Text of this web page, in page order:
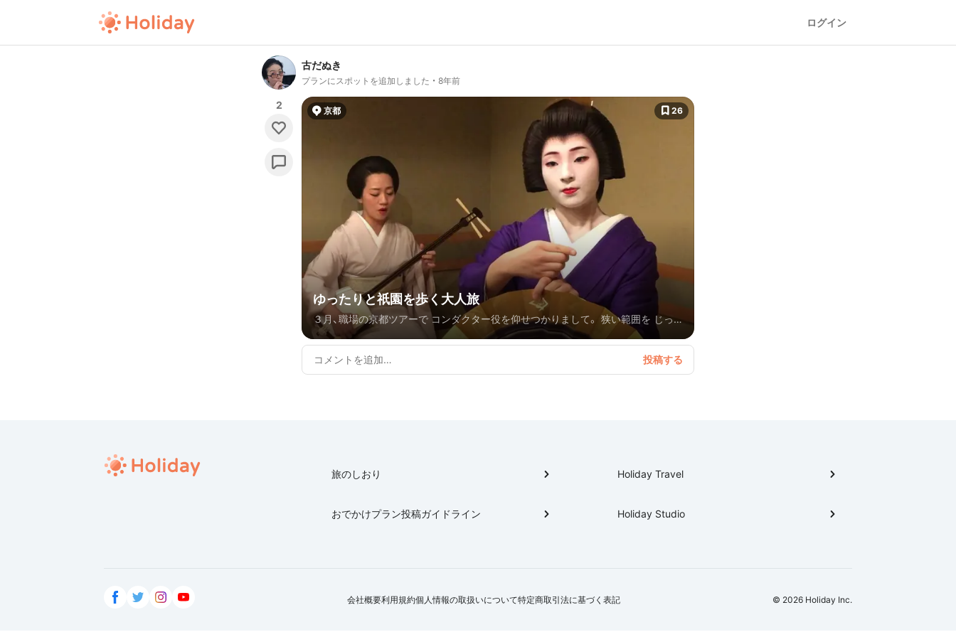
ログイン
古だぬき
プランにスポットを追加しました 8年前
2 京都 26
ゆったりと祇園を歩く大人旅
３月、職場の京都ツアーで コンダクター役を仰せつかりまして。 狭い範囲を じっ
くり攻めるコースを作成。 ホテル周辺のお店は、別立てにしました。
旅のしおり
おでかけプラン投稿ガイドライン
Holiday Travel
Holiday Studio
会社概要利用規約個人情報の取扱いについて特定商取引法に基づく表記 © 2026 Holiday Inc.